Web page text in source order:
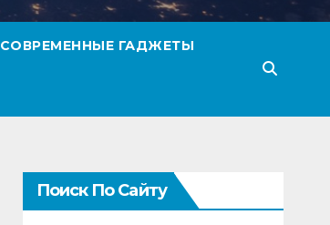
СОВРЕМЕННЫЕ ГАДЖЕТЫ
Поиск По Сайту